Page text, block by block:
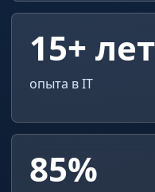
15+ лет
опыта в IT
85%